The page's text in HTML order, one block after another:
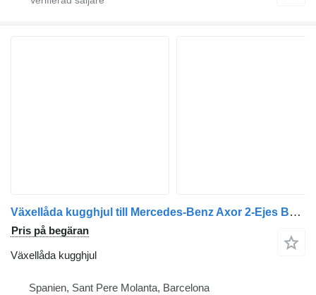
Växellåda kugghjul till Mercedes-Benz Axor 2-Ejes BM 944 (09.2004->) lastbil
Pris på begäran
Växellåda kugghjul
Spanien, Sant Pere Molanta, Barcelona